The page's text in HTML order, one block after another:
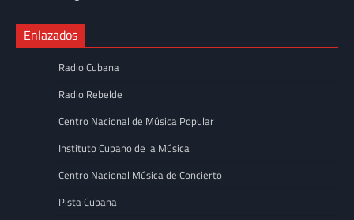
Enlazados
Radio Cubana
Radio Rebelde
Centro Nacional de Música Popular
Instituto Cubano de la Música
Centro Nacional Música de Concierto
Pista Cubana